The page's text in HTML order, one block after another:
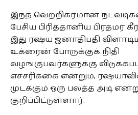
இந்த வெற்றிகரமான
பேசிய பிரித்தானிய பிரதமர்
இது ரஷ்ய ஜனாதிபதி
உக்ரைன் போருக்குக் நிதி
வழங்குபவர்களுக்கு
எச்சரிக்கை என்றும்,
முடக்கும் ஒரு பலத்த அடி
குறிப்பிட்டுள்ளார்.